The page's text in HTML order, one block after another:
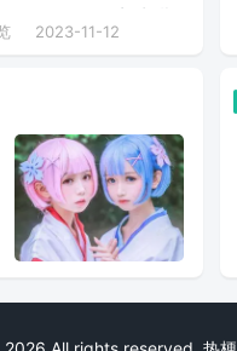
槽。简单说来就是
友。
2023-11-12